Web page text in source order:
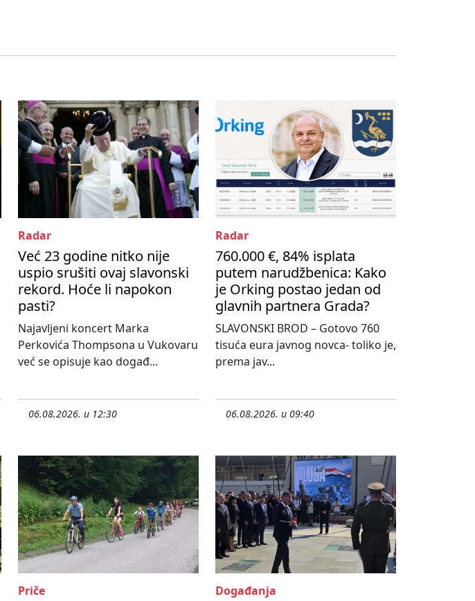
Radar
Već 23 godine nitko nije
uspio srušiti ovaj slavonski
rekord. Hoće li napokon
pasti?
Najavljeni koncert Marka
Perkovića Thompsona u Vukovaru
već se opisuje kao događ...
06.08.2026. u 12:30
Radar
760.000 €, 84% isplata
putem narudžbenica: Kako
je Orking postao jedan od
glavnih partnera Grada?
SLAVONSKI BROD – Gotovo 760
tisuća eura javnog novca- toliko je,
prema jav...
06.08.2026. u 09:40
Priče Događanja